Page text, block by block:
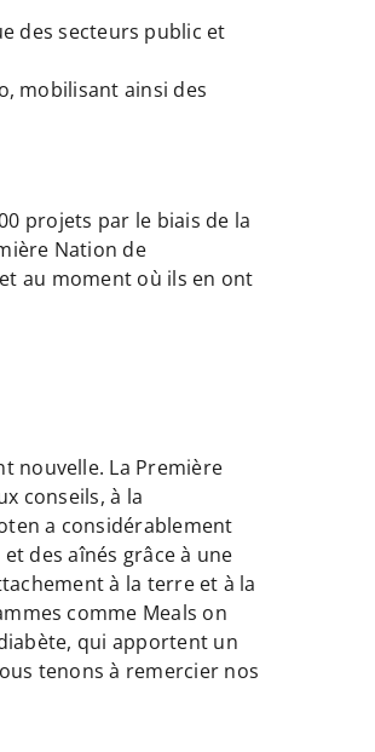
des secteurs public et
mobilisant ainsi des
projets par le biais de la
Nation de
au moment où ils en ont
nouvelle. La Première
conseils, à la
a considérablement
des aînés grâce à une
à la terre et à la
comme Meals on
qui apportent un
tenons à remercier nos